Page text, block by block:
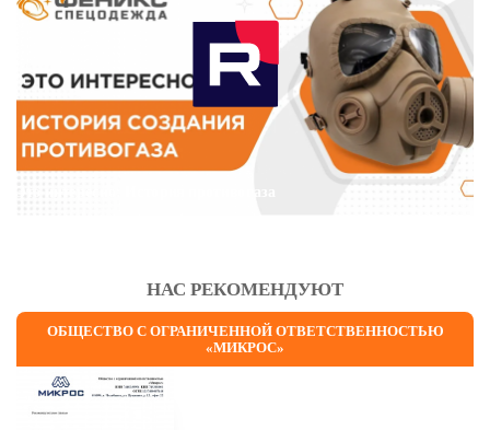
НАС РЕКОМЕНДУЮТ
ОБЩЕСТВО С ОГРАНИЧЕННОЙ ОТВЕТСТВЕННОСТЬЮ
«МИКРОС»